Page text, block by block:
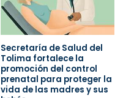
Secretaría de Salud del
Tolima fortalece la
promoción del control
prenatal para proteger la
vida de las madres y sus